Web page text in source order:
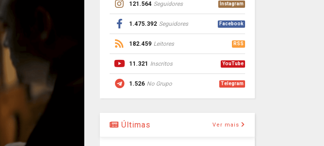
121.564 Seguidores Instagram
1.475.392 Seguidores Facebook
182.459 Leitores RSS
11.321 Inscritos YouTube
1.526 No Grupo Telegram
Últimas Ver mais